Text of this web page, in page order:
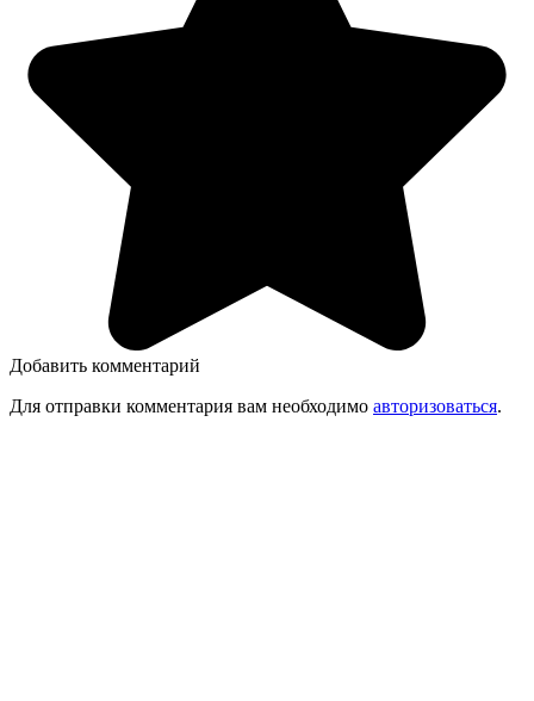
Добавить комментарий
Для отправки комментария вам необходимо авторизоваться.